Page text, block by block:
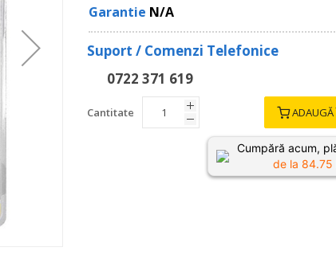
Garantie N/A
Suport / Comenzi Telefonice
0722 371 619
Cantitate ADAUGĂ
Cumpără acum,
de la 84.75